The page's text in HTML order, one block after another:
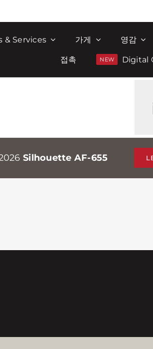
& Services 가게 영감
접촉 Digital
Silhouette AF-655